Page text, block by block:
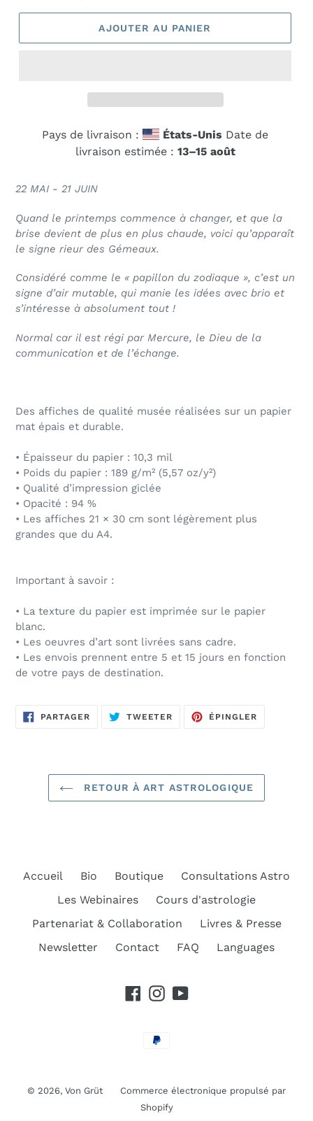
AJOUTER AU PANIER
Pays de livraison : États-Unis Date de
livraison estimée : 13⁠–15 août
22 MAI - 21 JUIN
Quand le printemps commence à changer, et que la
brise devient de plus en plus chaude, voici qu’apparaît
le signe rieur des Gémeaux.
Considéré comme le « papillon du zodiaque », c’est un
signe d’air mutable, qui manie les idées avec brio et
s’intéresse à absolument tout !
Normal car il est régi par Mercure, le Dieu de la
communication et de l’échange.
Des affiches de qualité musée réalisées sur un papier
mat épais et durable.
• Épaisseur du papier : 10,3 mil
• Poids du papier : 189 g/m² (5,57 oz/y²)
• Qualité d’impression giclée
• Opacité : 94 %
• Les affiches 21 × 30 cm sont légèrement plus
grandes que du A4.
Important à savoir :
• La texture du papier est imprimée sur le papier
blanc.
• Les oeuvres d’art sont livrées sans cadre.
• Les envois prennent entre 5 et 15 jours en fonction
de votre pays de destination.
PARTAGERPARTAGER
SUR
TWEETER TWEETERÉPINGLER
RETOUR À ART ASTROLOGIQUE
Accueil Bio Boutique
Consultations Astro
Les Webinaires
Cours d'astrologie
Partenariat & Collaboration
Livres & Presse
Newsletter
Contact FAQ Languages
Facebook
Instagram
YouTube
paiement
© 2026, Von Grüt
Commerce électronique propulsé par
Shopify